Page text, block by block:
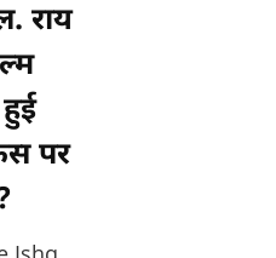
राय
पर